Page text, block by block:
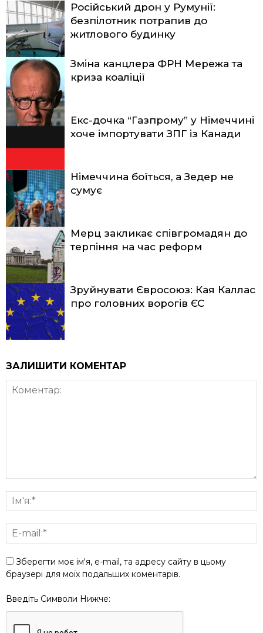
Російський дрон у Румунії:
безпілотник потрапив до
житлового будинку
Зміна канцлера ФРН Мережа та
криза коаліції
Екс-дочка “Газпрому” у Німеччині
хоче імпортувати ЗПГ із Канади
Німеччина боїться, а Зедер не
сумує
Мерц закликає співгромадян до
терпіння на час реформ
Зруйнувати Євросоюз: Кая Каллас
про головних ворогів ЄС
ЗАЛИШИТИ КОМЕНТАР
Зберегти моє ім'я, e-mail, та адресу сайту в цьому
браузері для моїх подальших коментарів.
Введіть Символи Нижче: